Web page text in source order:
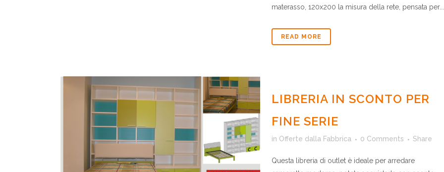
materasso, 120x200 la misura della rete, pensata per...
READ MORE
LIBRERIA IN SCONTO PER
FINE SERIE
in Offerte dalla Fabbrica 0 Comments Share
Questa libreria di outlet è ideale per arredare